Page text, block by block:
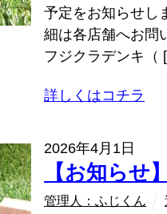
予定をお知らせし
細は各店舗へお問
フジクラデンキ（
詳しくはコチラ
2026年4月1日
【お知らせ
管理人：ふじくん